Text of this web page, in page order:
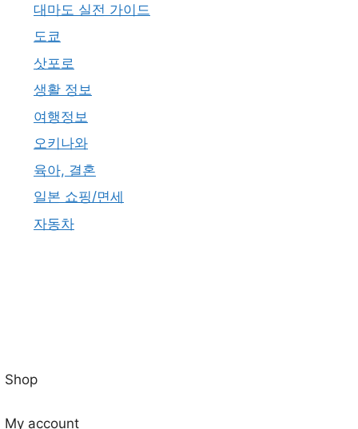
대마도 실전 가이드
도쿄
삿포로
생활 정보
여행정보
오키나와
육아, 결혼
일본 쇼핑/면세
자동차
Shop
My account